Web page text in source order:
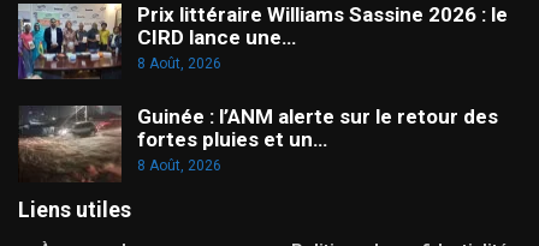
Prix littéraire Williams Sassine 2026 : le
CIRD lance une…
8 Août, 2026
Guinée : l’ANM alerte sur le retour des
fortes pluies et un…
8 Août, 2026
Liens utiles